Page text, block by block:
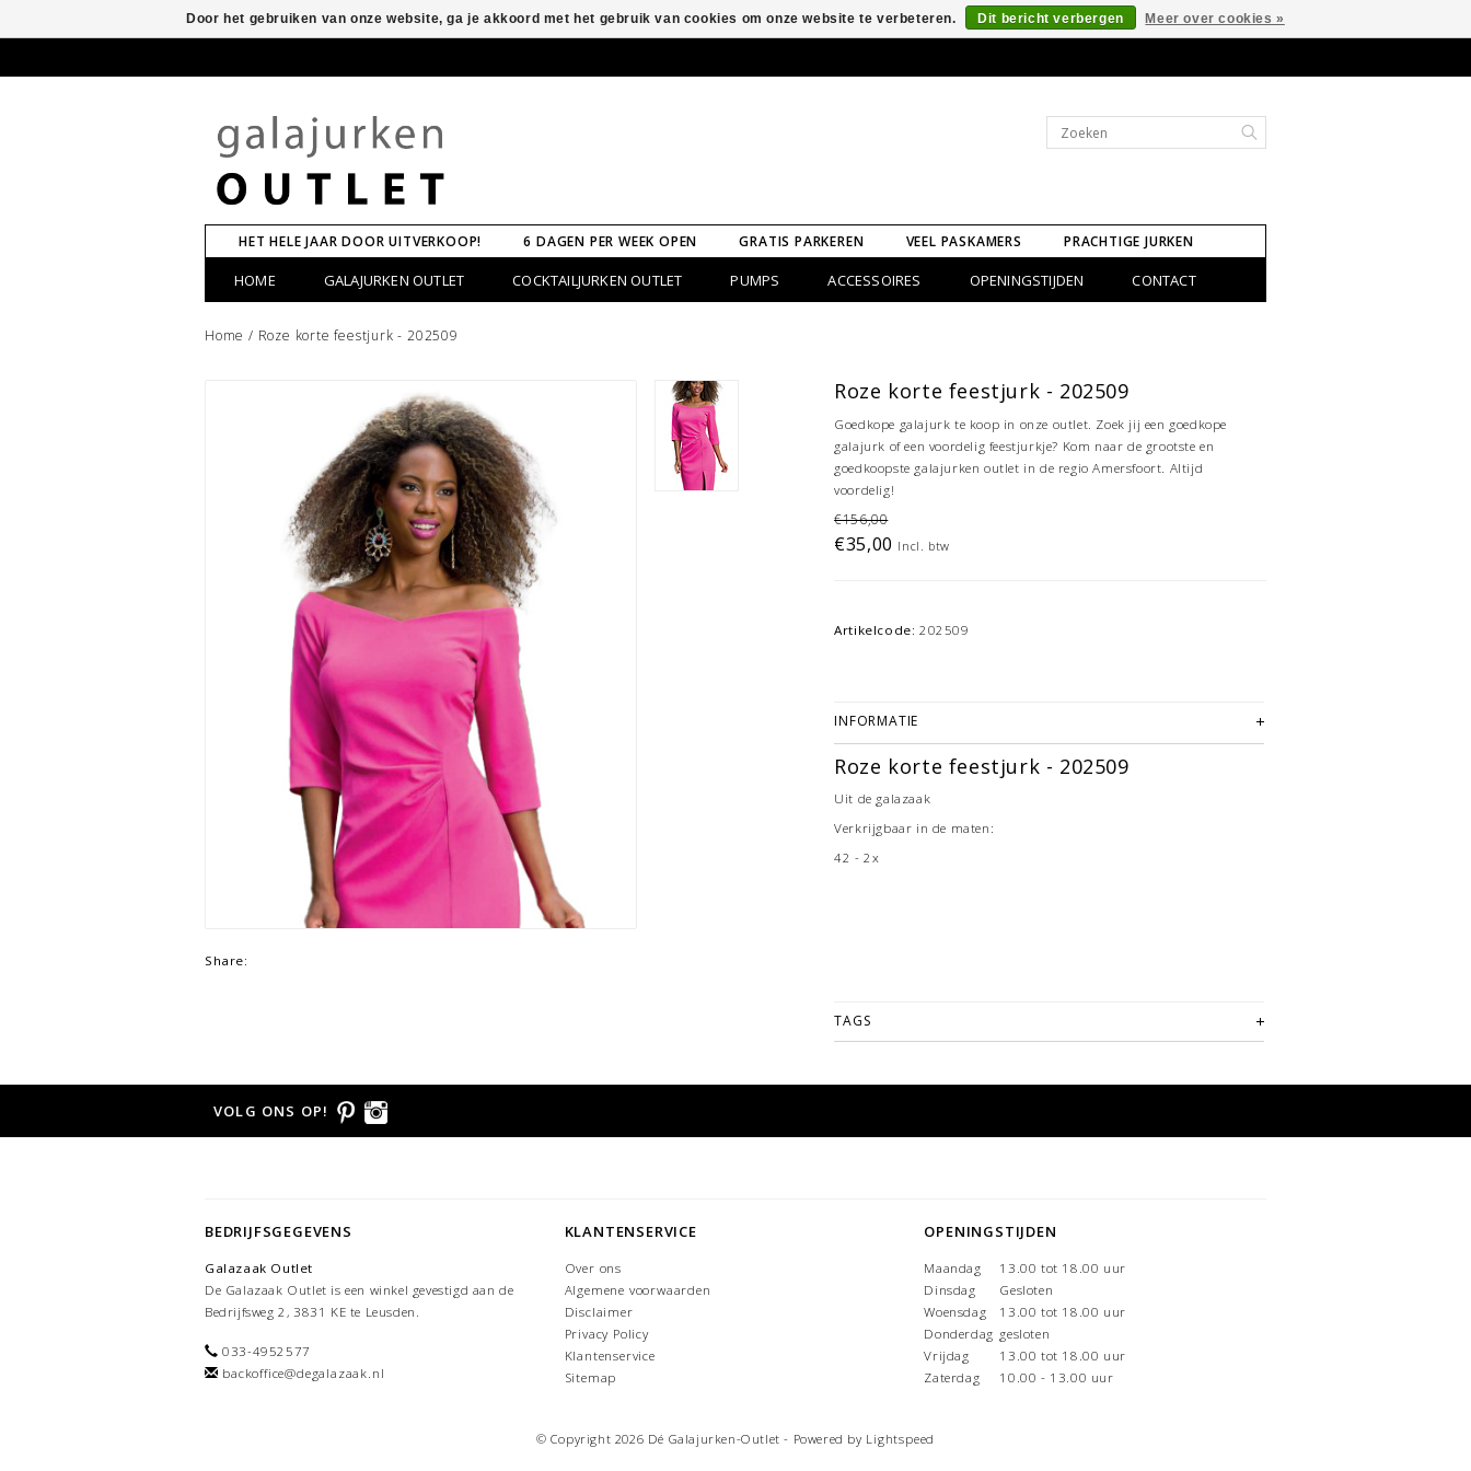
HET HELE JAAR DOOR UITVERKOOP! 6 DAGEN PER WEEK OPEN GRATIS PARKEREN VEEL PASKAMERS PRACHTIGE JURKEN
HOME GALAJURKEN OUTLET COCKTAILJURKEN OUTLET PUMPS ACCESSOIRES OPENINGSTIJDEN CONTACT
Home / Roze korte feestjurk - 202509
Share:
Roze korte feestjurk - 202509
Goedkope galajurk te koop in onze outlet. Zoek jij een goedkope
galajurk of een voordelig feestjurkje? Kom naar de grootste en
goedkoopste galajurken outlet in de regio Amersfoort. Altijd
voordelig!
€156,00
€35,00 Incl. btw
Artikelcode: 202509
INFORMATIE
Roze korte feestjurk - 202509
Uit de galazaak
Verkrijgbaar in de maten:
42 - 2x
TAGS
VOLG ONS OP!
BEDRIJFSGEGEVENS
Galazaak Outlet
De Galazaak Outlet is een winkel gevestigd aan de
Bedrijfsweg 2, 3831 KE te Leusden.
033-4952577
backoffice@degalazaak.nl
KLANTENSERVICE
Over ons
Algemene voorwaarden
Disclaimer
Privacy Policy
Klantenservice
Sitemap
OPENINGSTIJDEN
Maandag
13.00 tot 18.00 uur
Dinsdag
Gesloten
Woensdag
13.00 tot 18.00 uur
Donderdag gesloten
Vrijdag
13.00 tot 18.00 uur
Zaterdag
10.00 - 13.00 uur
© Copyright 2026 Dé Galajurken-Outlet - Powered by Lightspeed
Door het gebruiken van onze website, ga je akkoord met het gebruik van cookies om onze website te verbeteren. Dit bericht verbergen Meer over cookies »